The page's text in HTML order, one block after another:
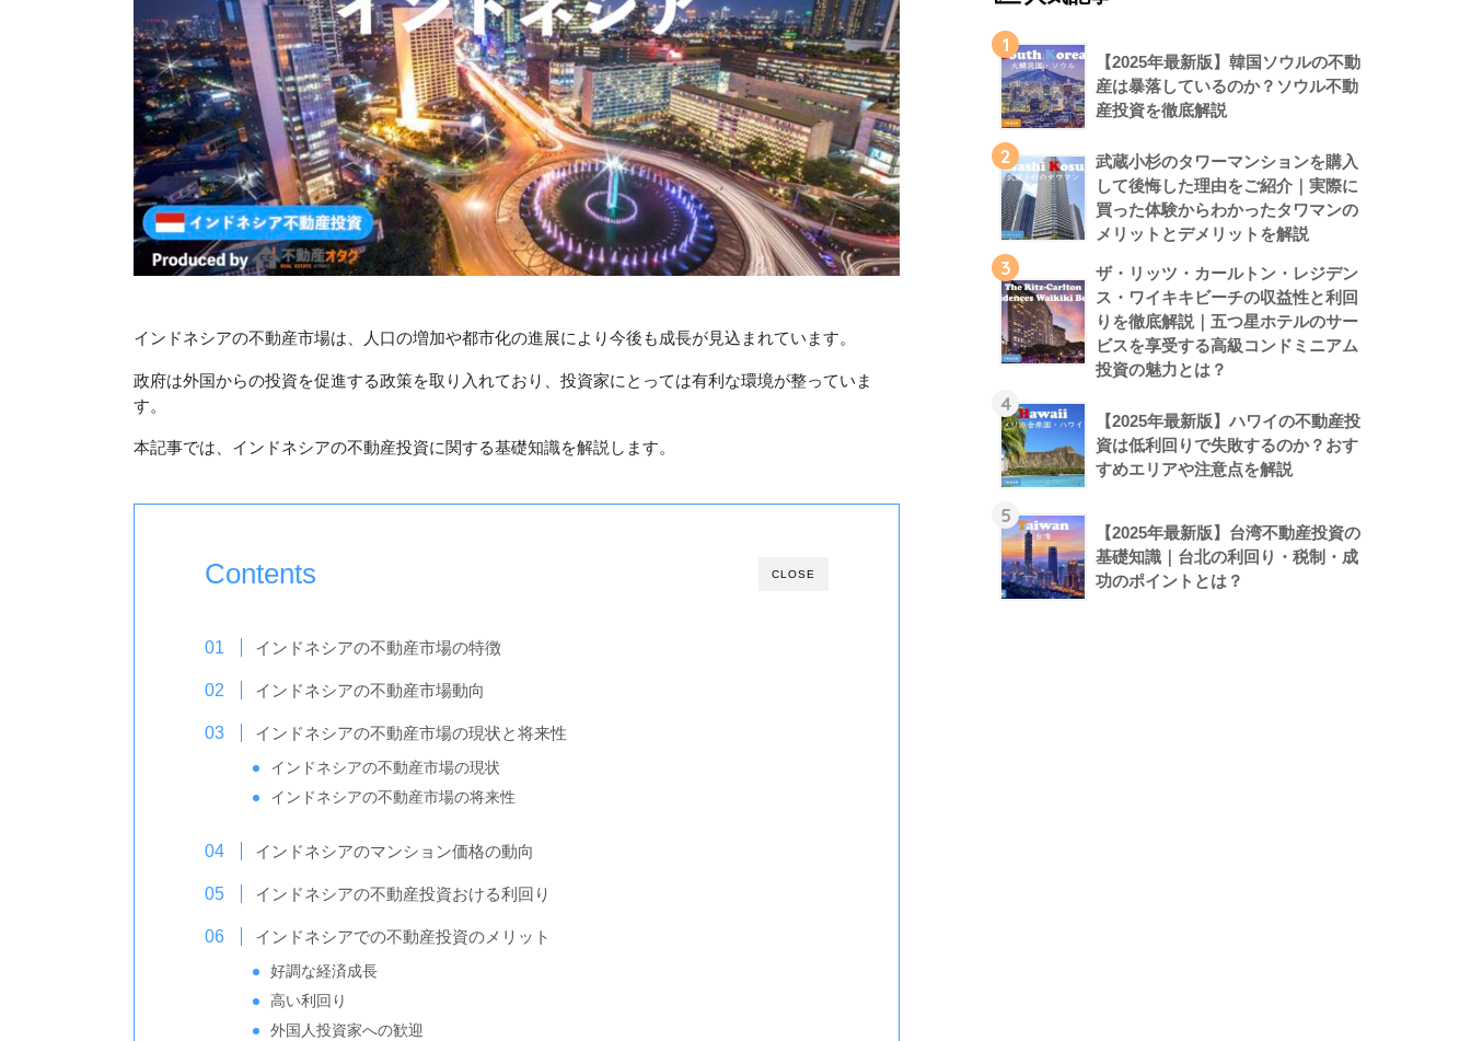
インドネシアの不動産市場は、人口の増加や都市化の進展により今後も成長が見込まれています。
政府は外国からの投資を促進する政策を取り入れており、投資家にとっては有利な環境が整っていま
す。
本記事では、インドネシアの不動産投資に関する基礎知識を解説します。
CLOSE
Contents
インドネシアの不動産市場の特徴
インドネシアの不動産市場動向
インドネシアの不動産市場の現状と将来性
インドネシアの不動産市場の現状
インドネシアの不動産市場の将来性
インドネシアのマンション価格の動向
インドネシアの不動産投資おける利回り
インドネシアでの不動産投資のメリット
好調な経済成長
高い利回り
外国人投資家への歓迎
1
【2025年最新版】韓国ソウルの不動
産は暴落しているのか？ソウル不動
産投資を徹底解説
2
武蔵小杉のタワーマンションを購入
して後悔した理由をご紹介｜実際に
買った体験からわかったタワマンの
メリットとデメリットを解説
3
ザ・リッツ・カールトン・レジデン
ス・ワイキキビーチの収益性と利回
りを徹底解説｜五つ星ホテルのサー
ビスを享受する高級コンドミニアム
投資の魅力とは？
4
【2025年最新版】ハワイの不動産投
資は低利回りで失敗するのか？おす
すめエリアや注意点を解説
5
【2025年最新版】台湾不動産投資の
基礎知識｜台北の利回り・税制・成
功のポイントとは？